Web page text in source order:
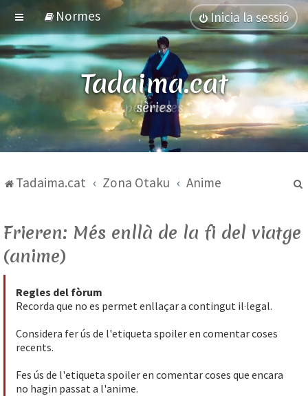
Normes Inicia la sessió
Tadaima.cat
pel·lícules
Tadaima.cat Zona Otaku Anime
Frieren: Més enllà de la fi del viatge
(anime)
Regles del fòrum
Recorda que no es permet enllaçar a contingut il·legal.
Considera fer ús de l'etiqueta spoiler en comentar coses
recents.
Fes ús de l'etiqueta spoiler en comentar coses que encara
no hagin passat a l'anime.